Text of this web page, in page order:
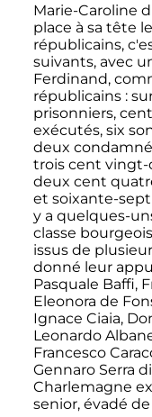
Marie-Caroline
place à sa tête
républicains,
suivants, avec
Ferdinand,
républicains :
prisonniers,
exécutés, six
deux
trois cent vingt-
deux cent
et soixante-sept
y a quelques-
classe
issus de
donné leur
Pasquale Baffi,
Eleonora de
Ignace Ciaia,
Leonardo
Francesco
Gennaro Serra
Charlemagne
senior, évadé